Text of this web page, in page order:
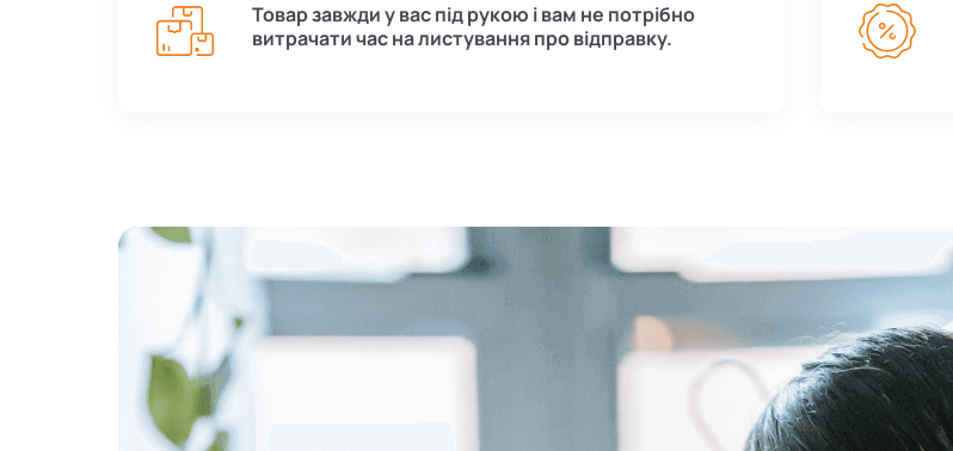
Товар завжди у вас під рукою і вам не потрібно
витрачати час на листування про відправку.